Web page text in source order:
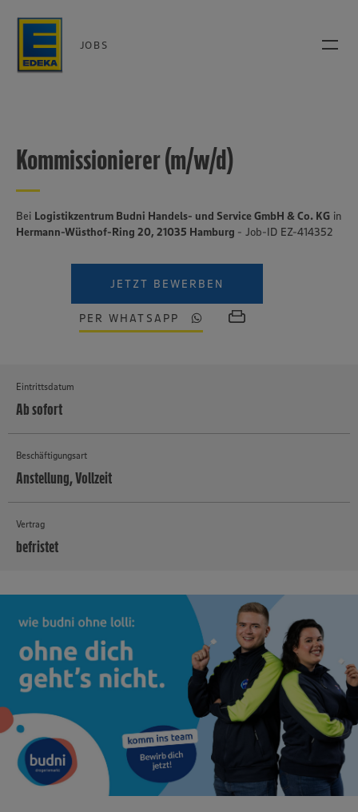
JOBS
Kommissionierer (m/w/d)
Bei Logistikzentrum Budni Handels- und Service GmbH & Co. KG in
Hermann-Wüsthof-Ring 20, 21035 Hamburg - Job-ID EZ-414352
JETZT BEWERBEN
PER WHATSAPP
Eintrittsdatum
Ab sofort
Beschäftigungsart
Anstellung, Vollzeit
Vertrag
befristet